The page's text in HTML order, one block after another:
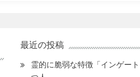
最近の投稿
霊的に脆弱な特徴「インゲー